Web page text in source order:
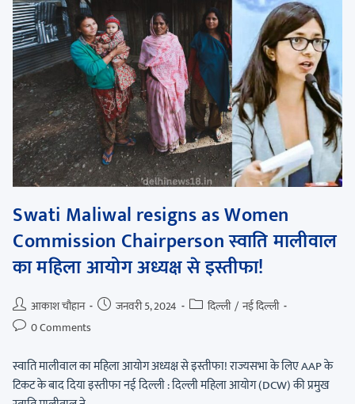
Swati Maliwal resigns as Women
Commission Chairperson स्वाति मालीवाल
का महिला आयोग अध्यक्ष से इस्तीफा!
आकाश चौहान जनवरी 5, 2024 दिल्ली / नई दिल्ली
0 Comments
स्वाति मालीवाल का महिला आयोग अध्यक्ष से इस्तीफा! राज्यसभा के लिए AAP के
टिकट के बाद दिया इस्तीफा नई दिल्ली : दिल्ली महिला आयोग (DCW) की प्रमुख